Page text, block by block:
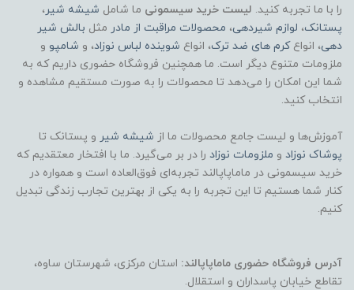
را با ما تجربه کنید. لیست خرید سیسمونی ما شامل شیشه شیر ،
پستانک، لوازم شیردهی، محصولات مراقبت از مادر مثل بالش شیر
دهی، انواعکرم های ضد ترک، انواع شوینده لباس نوزاد، و شامپو و
ملزومات متنوع دیگر است. ما همچنین فروشگاه حضوری داریم که به
شما این امکان را می‌دهد تا محصولات را به صورت مستقیم مشاهده و
انتخاب کنید.
آموزش‌ها و لیست جامع محصولات ما از شیشه شیر و پستانک تا
پوشاک نوزاد و ملزومات نوزاد را در بر می‌گیرد. ما با افتخار معتقدیم که
خرید سیسمونی در ماماپاپالند تجربه‌ای فوق‌العاده است و همواره در
کنار شما هستیم تا این تجربه را به یکی از بهترین تجارب زندگی تبدیل
کنیم.
آدرس فروشگاه حضوری ماماپاپالند: استان مرکزی، شهرستان ساوه،
تقاطع خیابان پاسداران و استقلال.